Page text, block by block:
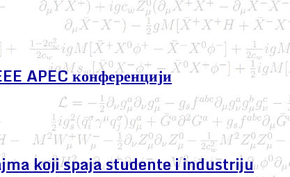
APEC конференцији
koji spaja studente i industriju